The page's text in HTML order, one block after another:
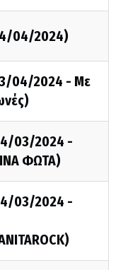
04/2024)
04/2024 - Με
03/2024 -
ΦΩΤΑ)
03/2024 -